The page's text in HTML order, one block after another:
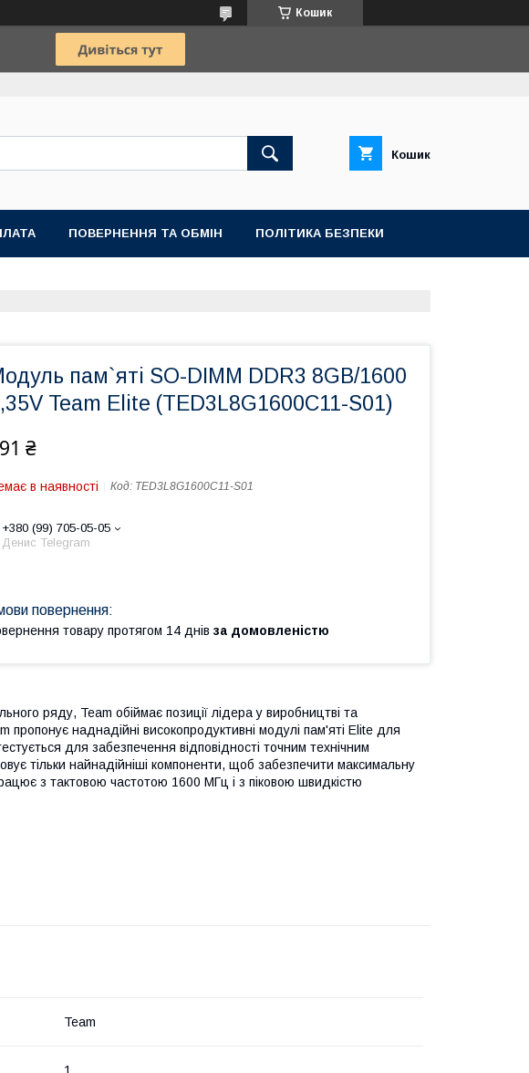
Кошик
Кошик
ПОВЕРНЕННЯ ТА ОБМІН ПОЛІТИКА БЕЗПЕКИ
пам`ятi SO-DIMM DDR3 8GB/1600
Team Elite (TED3L8G1600C11-S01)
₴
в наявності Код: TED3L8G1600C11-S01
+380 (99) 705-05-05
Денис Telegram
товару протягом 14 днів за домовленістю
ряду, Team обіймає позиції лідера у виробництві та
пропонує наднадійні високопродуктивні модулі пам'яті Elite для
для забезпечення відповідності точним технічним
тільки найнадійніші компоненти, щоб забезпечити максимальну
з тактовою частотою 1600 МГц і з піковою швидкістю
Team